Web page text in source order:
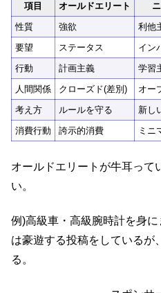
項目 オールドエリート
性質
強欲
利他
要望
ステータス
イン
行動
計画主義
学習
人間関係
クローズド(差別)
オー
考え方
ルールを守る
新し
消費行動
誇示的消費 ミニ
オールドエリートが牛耳って
い。
例)高級車・高級腕時計を身
は豪遊する投稿をしているが
る。